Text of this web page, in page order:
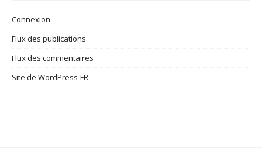
Connexion
Flux des publications
Flux des commentaires
Site de WordPress-FR